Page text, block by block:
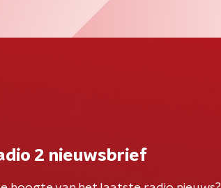
2 nieuwsbrief